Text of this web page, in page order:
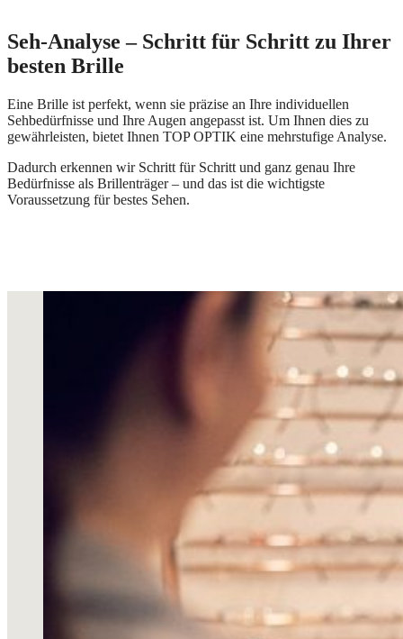
Seh-Analyse – Schritt für Schritt zu Ihrer
besten Brille
Eine Brille ist perfekt, wenn sie präzise an Ihre individuellen
Sehbedürfnisse und Ihre Augen angepasst ist. Um Ihnen dies zu
gewährleisten, bietet Ihnen TOP OPTIK eine mehrstufige Analyse.
Dadurch erkennen wir Schritt für Schritt und ganz genau Ihre
Bedürfnisse als Brillenträger – und das ist die wichtigste
Voraussetzung für bestes Sehen.